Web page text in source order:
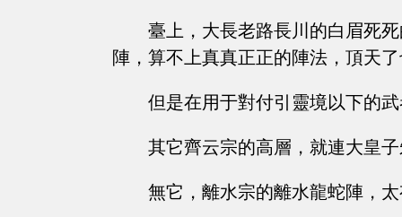
臺上，大長老路長川的白眉死
陣，算不上真真正正的陣法，頂天
但是在用于對付引靈境以下的
其它齊云宗的高層，就連大皇
無它，離水宗的離水龍蛇陣，